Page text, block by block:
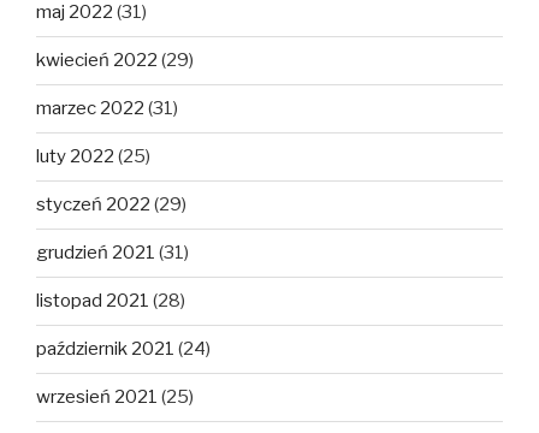
maj 2022 (31)
kwiecień 2022 (29)
marzec 2022 (31)
luty 2022 (25)
styczeń 2022 (29)
grudzień 2021 (31)
listopad 2021 (28)
październik 2021 (24)
wrzesień 2021 (25)